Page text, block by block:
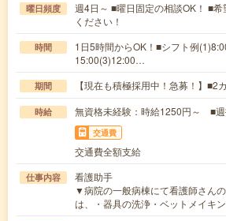
曜日頻度
週4日～ ■曜日固定の相談OK！ ■
ください！
時間
1日5時間からOK！■シフト例
15:00(3)12:00…
期間 【現在も積極採用中！急募！】■2
時給 無資格未経験：時給1250円～ ■
交通費
交通費全額支給
仕事内容
看護助手
▼病院の一般病棟にて看護師さん
は、・器具の洗浄・ベットメイキ